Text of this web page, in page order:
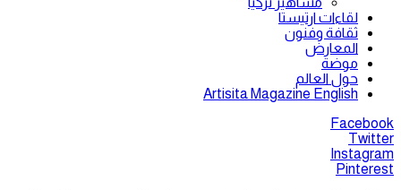
لقاءات ارتيستا
ثقافة وفنون
المعارض
موضة
حول العالم
Artisita Magazine English
Facebook
Twitter
Instagram
Pinterest